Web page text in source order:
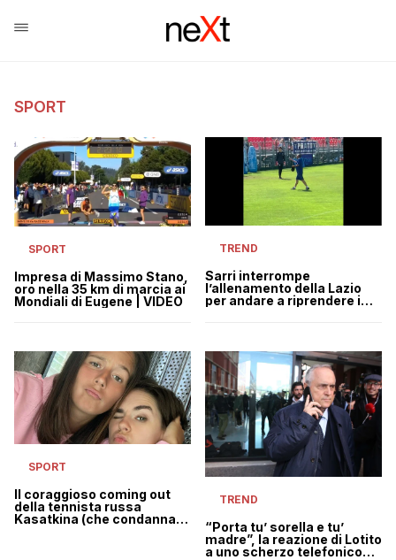
SPORT
SPORT
Impresa di Massimo Stano,
oro nella 35 km di marcia ai
Mondiali di Eugene | VIDEO
TREND
Sarri interrompe
l’allenamento della Lazio
per andare a riprendere i
SPORT
Il coraggioso coming out
della tennista russa
Kasatkina (che condanna
TREND
“Porta tu’ sorella e tu’
madre”, la reazione di Lotito
a uno scherzo telefonico